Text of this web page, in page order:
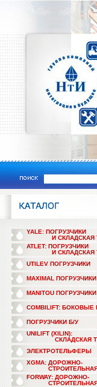
YALE: ПОГРУЗЧИКИ
И СКЛАДСКАЯ
ATLET: ПОГРУЗЧИКИ
И СКЛАДСКАЯ
UTILEV ПОГРУЗЧИКИ
MAXIMAL ПОГРУЗЧИКИ
MANITOU ПОГРУЗЧИКИ
COMBILIFT: БОКОВЫЕ
ПОГРУЗЧИКИ Б/У
UNILIFT (XILIN):
СКЛАДСКАЯ
ЭЛЕКТРОТЕЛЬФЕРЫ
XGMA: ДОРОЖНО-
FORWAY: ДОРОЖНО-